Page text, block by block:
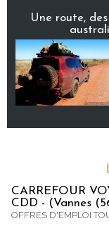
Une route,
CARREFOUR
CDD - (Vannes
OFFRES D'EMPLOI